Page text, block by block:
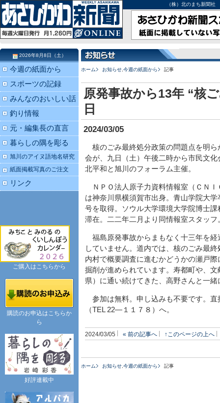
（株）北のまち新聞
ホーム お知らせ 今週の紙面から 記事
原発事故から13年 “核
日
2024/03/05
核のごみ最終処分政策の問題点を明ら
会が、九日（土）午後二時から市民文
北平和と旭川のフォーラム主催。
ＮＰＯ法人原子力資料情報室（ＣＮＩ
は神奈川県横須賀市出身。青山学院大
号を取得。ソウル大学環境大学院博士
滞在。二二年二月より同情報室スタッフ
福島原発事故からまもなく十三年を経
していません。道内では、核のごみ最
内村で概要調査に進むかどうかの瀬戸
掘削が進められています。寿都町や、
県）に通い続けてきた、高野さんと一
参加は無料。申し込みも不要です。
（TEL 22―１１７８）へ。
2024/03/05 « 前の記事へ ↑このページの上へ
ホーム お知らせ 今週の紙面から 記事
2026年8月8日（土）
今週の紙面から
スポーツの記録
みんなのおいしい話
釣り情報
元・編集長の直言
暮らしの隅を彫る
旭川のアイヌ語地名研究
紙面掲載写真のご注文
リンク
ご購入はこちらから
購読のお申込はこちらか
ら
好評連載中